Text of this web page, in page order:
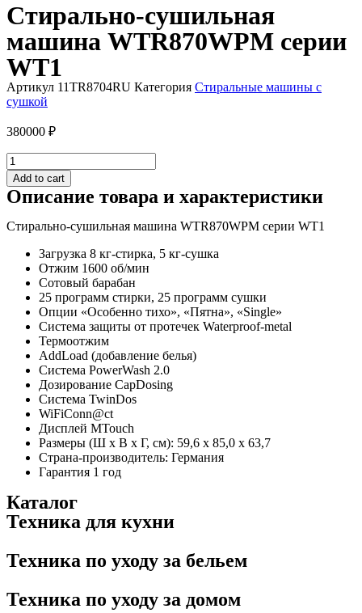
Стирально-сушильная
машина WTR870WPM серии
WT1
Артикул 11TR8704RU Категория Стиральные машины с
сушкой
380000 ₽
Стирально-
сушильная
машина
WTR870WPM
WT1
quantity
Add to cart
Описание товара и характеристики
Стирально-сушильная машина WTR870WPM серии WT1
Загрузка 8 кг-стирка, 5 кг-сушка
Отжим 1600 об/мин
Сотовый барабан
25 программ стирки, 25 программ сушки
Опции «Особенно тихо», «Пятна», «Single»
Система защиты от протечек Waterproof-metal
Термоотжим
AddLoad (добавление белья)
Система PowerWash 2.0
Дозирование CapDosing
Система TwinDos
WiFiConn@ct
Дисплей MTouch
Размеры (Ш х В х Г, см): 59,6 x 85,0 x 63,7
Страна-производитель: Германия
Гарантия 1 год
Каталог
Техника для кухни
Техника по уходу за бельем
Техника по уходу за домом